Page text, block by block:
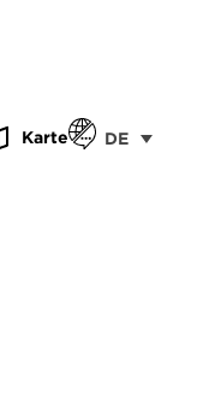
Karte DE